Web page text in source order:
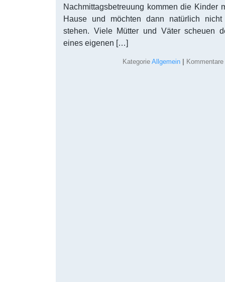
Nachmittagsbetreuung kommen die Kinder
Hause und möchten dann natürlich
stehen. Viele Mütter und Väter scheuen
eines eigenen […]
Kategorie Allgemein